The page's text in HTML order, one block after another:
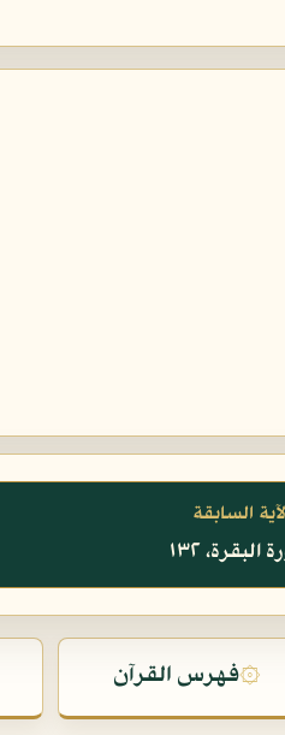
السابقة
١٣٢
۞فهرس القرآن